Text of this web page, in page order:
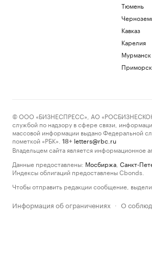
Тюмень
Кавказ
Карелия
Мурманск
© ООО «БИЗНЕСПРЕСС», АО
службой по надзору в сфере связи,
массовой информации выдано Федеральной
пометкой «РБК».
18+ letters@rbc.ru
Владельцем сайта является информационное
Данные предоставлены: Мосбиржа Санкт-
Индексы облигаций предоставлены Cbonds.
Чтобы отправить редакции сообщение,
Информация об ограничениях · О